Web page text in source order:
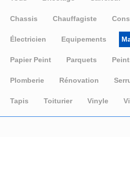
Chassis Chauffagiste
Électricien Equipements
Papier Peint Parquets
Plomberie Rénovation
Tapis Toiturier Vinyle